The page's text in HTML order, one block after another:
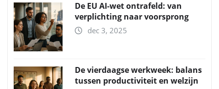
De EU AI-wet ontrafeld: van
verplichting naar voorsprong
dec 3, 2025
De vierdaagse werkweek: balans
tussen productiviteit en welzijn